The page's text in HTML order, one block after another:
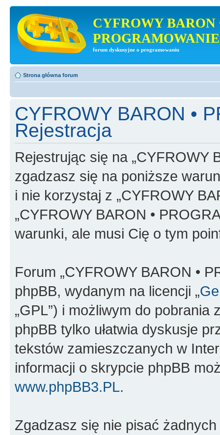
CYFROWY BARON
PROGRAMOWANIE
forum dyskusyjne o programowaniu
Strona główna forum
CYFROWY BARON •
Rejestracja
Rejestrując się na „CYFROWY
zgadzasz się na poniższe
i nie korzystaj z „CYFROWY
„CYFROWY BARON •
warunki, ale musi Cię o tym
Forum „CYFROWY BARON •
phpBB, wydanym na licencji „
„GPL”) i możliwym do pobrania
phpBB tylko ułatwia dyskusje
tekstów zamieszczanych w
informacji o skrypcie phpBB
www.phpBB3.PL.
Zgadzasz się nie pisać